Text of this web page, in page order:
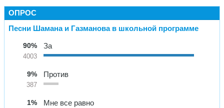
ОПРОС
Песни Шамана и Газманова в школьной программе
90%
4003
За
9%
387
Против
1% Мне все равно